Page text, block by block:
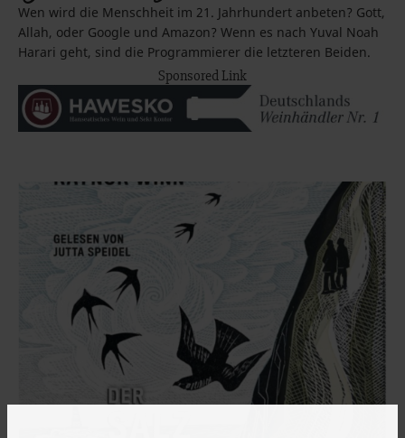
Wen wird die Menschheit im 21. Jahrhundert anbeten? Gott,
Allah, oder Google und Amazon? Wenn es nach Yuval Noah
Harari geht, sind die Programmierer die letzteren Beiden.
Sponsored Link